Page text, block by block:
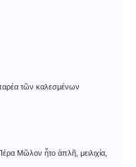
τῶν καλεσμένων
Μῶλον ἦτο ἁπλῆ, μειλιχία,